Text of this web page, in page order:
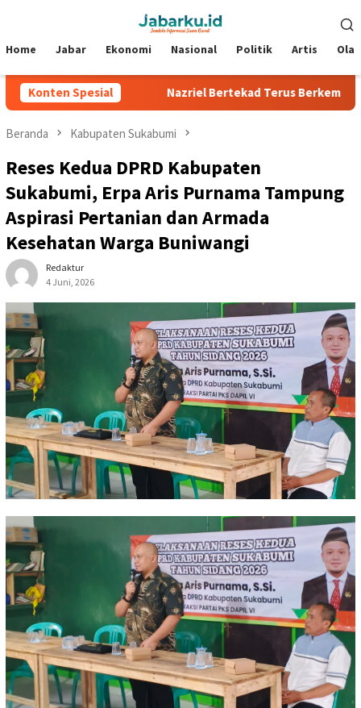
Mobile
Home Jabar Ekonomi Nasional Politik Artis
Konten Spesial
Silverstone Nazriel Bertekad Terus Berkembang, Siap
Beranda Kabupaten Sukabumi
Reses Kedua DPRD Kabupaten
Sukabumi, Erpa Aris Purnama Tampung
Aspirasi Pertanian dan Armada
Kesehatan Warga Buniwangi
Redaktur
4 Juni, 2026